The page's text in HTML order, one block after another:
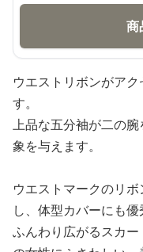
商
ウエストリボンがア
す。
上品な五分袖が二の
象を与えます。
ウエストマークのリ
し、体型カバーにも優
ふんわり広がるスカ